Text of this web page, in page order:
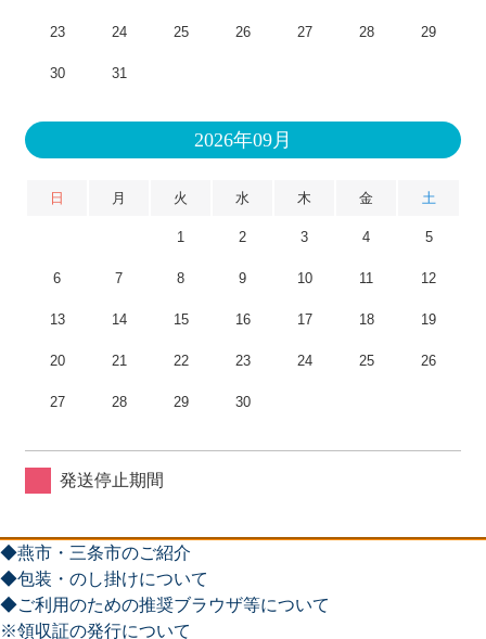
23 24 25 26 27 28 29
30 31
2026年09月
日 月 火 水 木 金 土
1 2 3 4 5
6 7 8 9 10 11 12
13 14 15 16 17 18 19
20 21 22 23 24 25 26
27 28 29 30
発送停止期間
◆燕市・三条市のご紹介
◆包装・のし掛けについて
◆ご利用のための推奨ブラウザ等について
※領収証の発行について